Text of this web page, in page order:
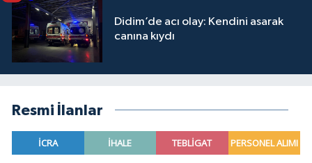
Didim’de acı olay: Kendini asarak
canına kıydı
Resmi İlanlar